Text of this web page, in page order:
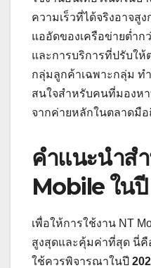
ความเร็วที่ได้จริงอาจสู
แออัดของเครือข่ายต่ำก
และการบริการที่ปรับให้
กลุ่มลูกค้าเฉพาะกลุ่ม ท
สนใจสำหรับคนที่มองห
จากค่ายหลักในตลาดมือ
คำแนะนำส
Mobile ใน
เพื่อให้การใช้งาน NT
สูงสุดและคุ้มค่าที่สุด นี่คื
ใช้ควรพิจารณาในปี